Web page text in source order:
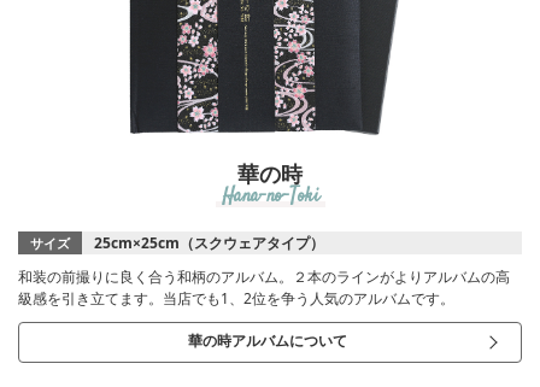
華の時
Hana-no-Toki
サイズ
25cm×25cm（スクウェアタイプ）
和装の前撮りに良く合う和柄のアルバム。２本のラインがよりアルバムの高
級感を引き立てます。当店でも1、2位を争う人気のアルバムです。
華の時アルバムについて